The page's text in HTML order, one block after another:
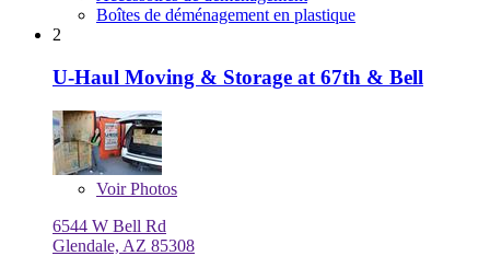
Boîtes de déménagement en plastique
2
U-Haul Moving & Storage at 67th & Bell
VoirPhotos
6544 W Bell Rd
Glendale, AZ 85308